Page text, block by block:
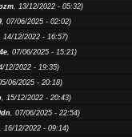
, 13/12/2022 - 05:32)
, 07/06/2025 - 02:02)
14/12/2022 - 16:57)
, 07/06/2025 - 15:21)
12/2022 - 19:35)
06/2025 - 20:18)
, 15/12/2022 - 20:43)
, 07/06/2025 - 22:54)
, 16/12/2022 - 09:14)